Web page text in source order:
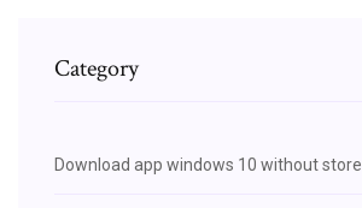
Category
Download app windows 10 without store